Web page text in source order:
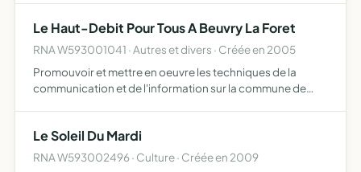
Le Haut-Debit Pour Tous A Beuvry La Foret
RNA W593001041 · Autres et divers · Créée en 2005
Promouvoir et mettre en oeuvre les techniques de la
communication et de l'information sur la commune de
téléco…
Le Soleil Du Mardi
RNA W593002496 · Culture · Créée en 2009